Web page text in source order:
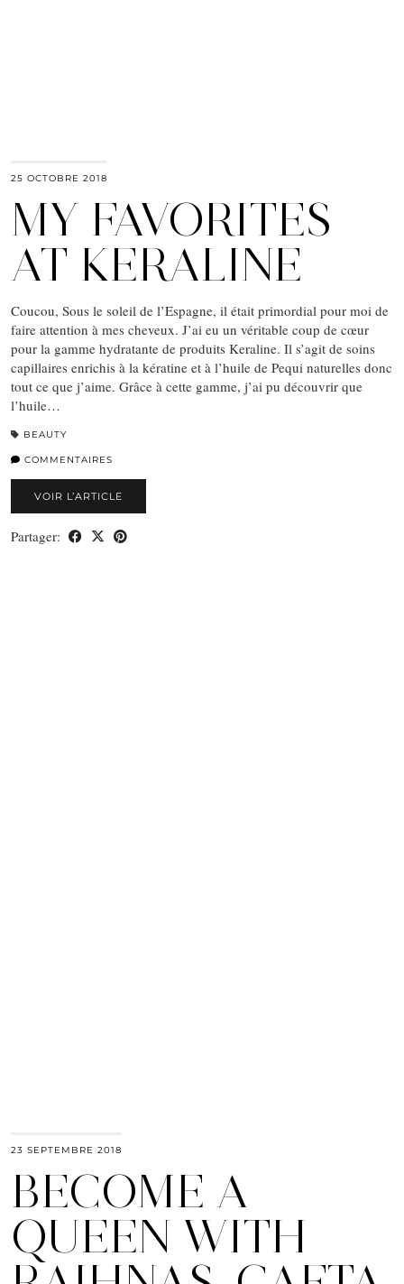
25 OCTOBRE 2018
MY FAVORITES
AT KERALINE
Coucou, Sous le soleil de l’Espagne, il était primordial pour moi de
faire attention à mes cheveux. J’ai eu un véritable coup de cœur
pour la gamme hydratante de produits Keraline. Il s’agit de soins
capillaires enrichis à la kératine et à l’huile de Pequi naturelles donc
tout ce que j’aime. Grâce à cette gamme, j’ai pu découvrir que
l’huile…
BEAUTY
COMMENTAIRES
VOIR L’ARTICLE
Partager:
23 SEPTEMBRE 2018
BECOME A
QUEEN WITH